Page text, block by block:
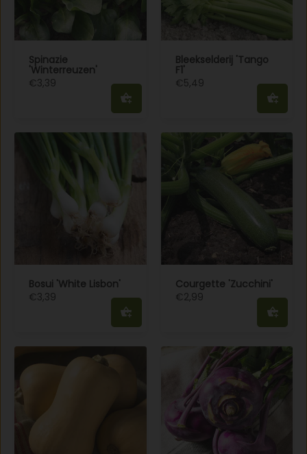
Spinazie
'Winterreuzen'
€3,39
Bleekselderij 'Tango
F1'
€5,49
Bosui 'White Lisbon'
€3,39
Courgette 'Zucchini'
€2,99